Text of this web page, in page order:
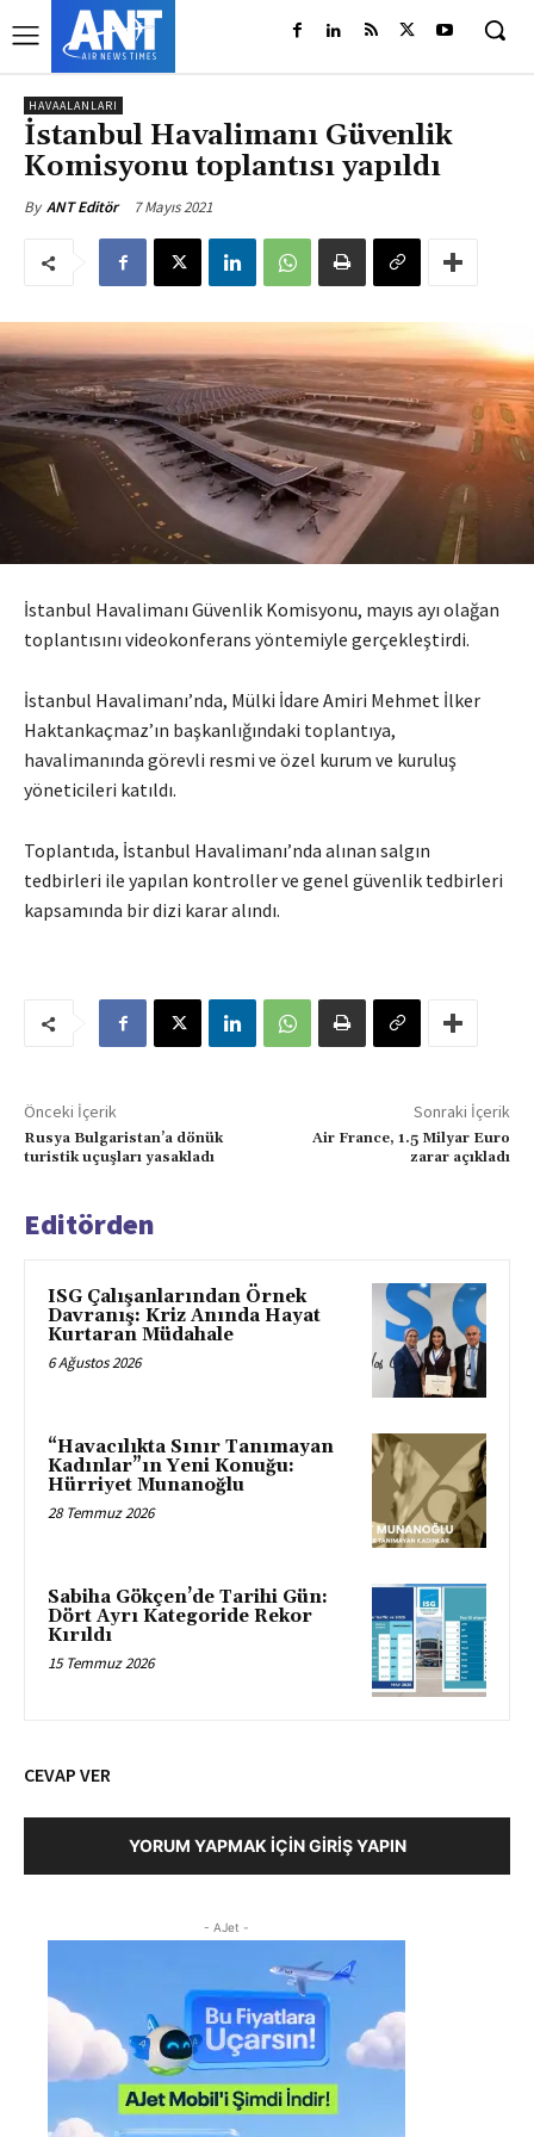
HAVAALANLARI
İstanbul Havalimanı Güvenlik
Komisyonu toplantısı yapıldı
By ANT Editör 7 Mayıs 2021
İstanbul Havalimanı Güvenlik Komisyonu, mayıs ayı olağan
toplantısını videokonferans yöntemiyle gerçekleştirdi.
İstanbul Havalimanı’nda, Mülki İdare Amiri Mehmet İlker
Haktankaçmaz’ın başkanlığındaki toplantıya,
havalimanında görevli resmi ve özel kurum ve kuruluş
yöneticileri katıldı.
Toplantıda, İstanbul Havalimanı’nda alınan salgın
tedbirleri ile yapılan kontroller ve genel güvenlik tedbirleri
kapsamında bir dizi karar alındı.
Önceki İçerik
Rusya Bulgaristan’a dönük
turistik uçuşları yasakladı
Sonraki İçerik
Air France, 1.5 Milyar Euro
zarar açıkladı
Editörden
ISG Çalışanlarından Örnek
Davranış: Kriz Anında Hayat
Kurtaran Müdahale
6 Ağustos 2026
“Havacılıkta Sınır Tanımayan
Kadınlar”ın Yeni Konuğu:
Hürriyet Munanoğlu
28 Temmuz 2026
Sabiha Gökçen’de Tarihi Gün:
Dört Ayrı Kategoride Rekor
Kırıldı
15 Temmuz 2026
CEVAP VER
YORUM YAPMAK İÇIN GIRIŞ YAPIN
- AJet -